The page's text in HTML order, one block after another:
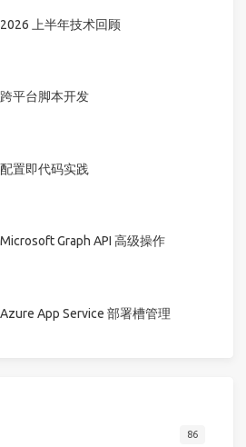
上半年技术回顾
平台脚本开发
置即代码实践
Graph API 高级操作
App Service 部署槽管理
86